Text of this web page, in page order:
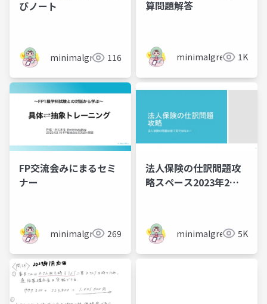
びノート
minimalgreen 116
算問題解答
minimalgreen 1K
FP交流会みにまるセミ
ナー
minimalgreen269
法人保険の仕訳問題攻
略スペース2023年2月
minimalgreen 5K